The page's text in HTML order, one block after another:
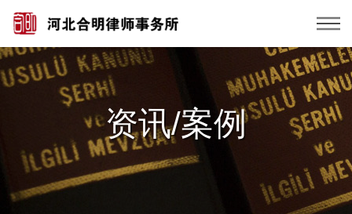
资讯/案例